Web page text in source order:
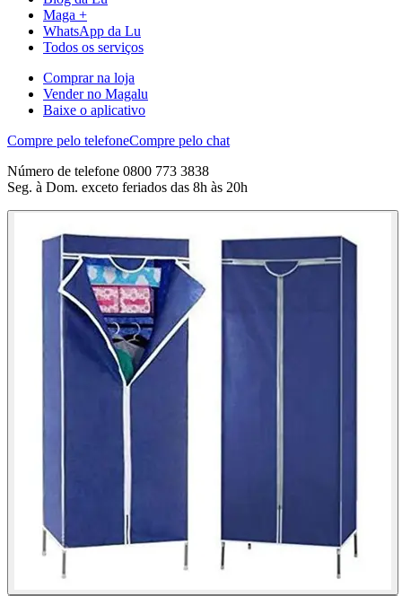
Maga +
WhatsApp da Lu
Todos os serviços
Comprar na loja
Vender no Magalu
Baixe o aplicativo
Compre pelo telefoneCompre pelo chat
Número de telefone 0800 773 3838
Seg. à Dom. exceto feriados das 8h às 20h